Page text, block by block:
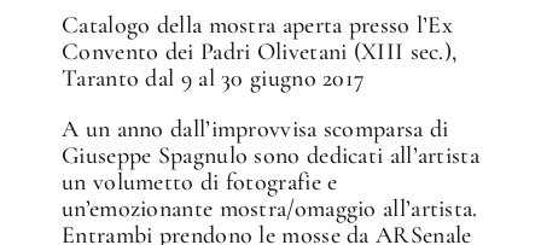
Catalogo della mostra aperta presso l’Ex
Convento dei Padri Olivetani (XIII sec.),
Taranto dal 9 al 30 giugno 2017
A un anno dall’improvvisa scomparsa di
Giuseppe Spagnulo sono dedicati all’artista
un volumetto di fotografie e
un’emozionante mostra/omaggio all’artista.
Entrambi prendono le mosse da ARSenale